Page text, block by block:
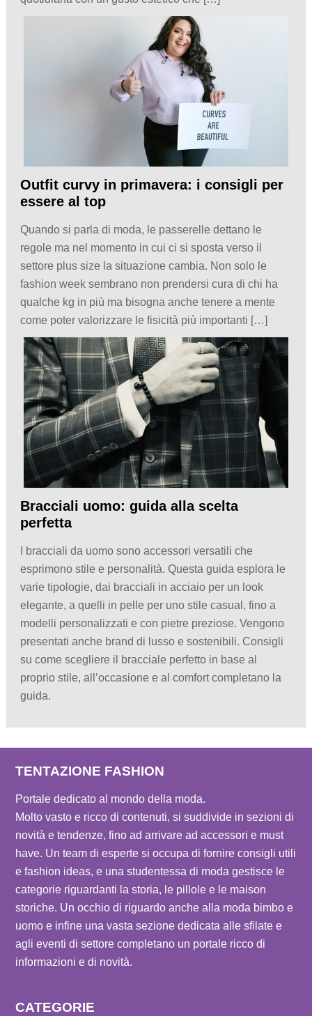
Outfit curvy in primavera: i consigli per
essere al top
Quando si parla di moda, le passerelle dettano le
regole ma nel momento in cui ci si sposta verso il
settore plus size la situazione cambia. Non solo le
fashion week sembrano non prendersi cura di chi ha
qualche kg in più ma bisogna anche tenere a mente
come poter valorizzare le fisicità più importanti […]
Bracciali uomo: guida alla scelta
perfetta
I bracciali da uomo sono accessori versatili che
esprimono stile e personalità. Questa guida esplora le
varie tipologie, dai bracciali in acciaio per un look
elegante, a quelli in pelle per uno stile casual, fino a
modelli personalizzati e con pietre preziose. Vengono
presentati anche brand di lusso e sostenibili. Consigli
su come scegliere il bracciale perfetto in base al
proprio stile, all’occasione e al comfort completano la
guida.
TENTAZIONE FASHION
Portale dedicato al mondo della moda.
Molto vasto e ricco di contenuti, si suddivide in sezioni di
novità e tendenze, fino ad arrivare ad accessori e must
have. Un team di esperte si occupa di fornire consigli utili
e fashion ideas, e una studentessa di moda gestisce le
categorie riguardanti la storia, le pillole e le maison
storiche. Un occhio di riguardo anche alla moda bimbo e
uomo e infine una vasta sezione dedicata alle sfilate e
agli eventi di settore completano un portale ricco di
informazioni e di novità.
CATEGORIE